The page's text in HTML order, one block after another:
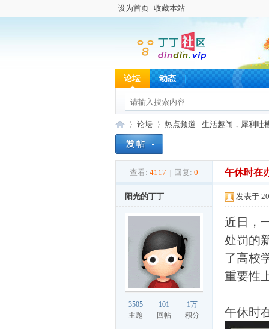
设为首页 收藏本站
论坛 动态
论坛
›
热点频道 - 生活趣闻，犀利吐
查看: 4117 | 回复: 0 午休时在
阳光的丁丁
3505
主题
101
回帖
1万
积分
发表于
近日，
处罚的
了高校
重要性
午休时